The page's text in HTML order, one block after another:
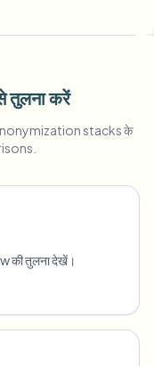
तुलना करें
stacks के
की तुलना देखें।